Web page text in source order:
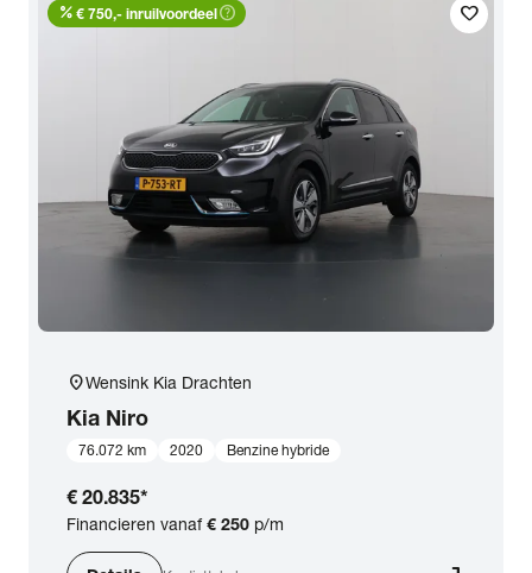
favorite
percent € 750,- inruilvoordeelhelp_outline
location_onWensink Kia Drachten
Kia Niro
76.072 km 2020 Benzine hybride
€ 20.835*
Financieren vanaf€ 250 p/m